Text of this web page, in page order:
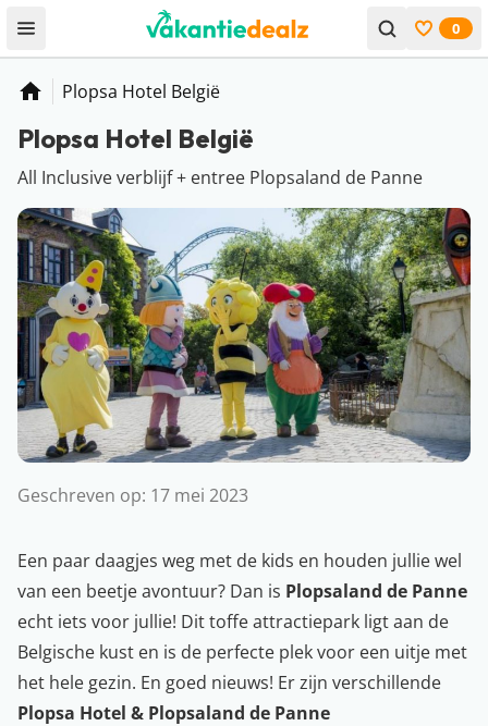
Open menu Bekijk
0
Home
Plopsa Hotel België
Plopsa Hotel België
All Inclusive verblijf + entree Plopsaland de Panne
Geschreven op: 17 mei 2023
Een paar daagjes weg met de kids en houden jullie wel
van een beetje avontuur? Dan is Plopsaland de Panne
echt iets voor jullie! Dit toffe attractiepark ligt aan de
Belgische kust en is de perfecte plek voor een uitje met
het hele gezin. En goed nieuws! Er zijn verschillende
Plopsa Hotel & Plopsaland de Panne